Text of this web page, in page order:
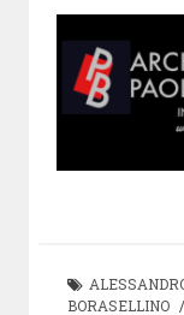
BORASELLINO/